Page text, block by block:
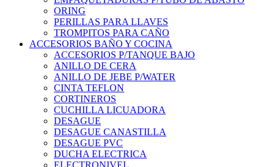
ORING
PERILLAS PARA LLAVES
TROMPITOS PARA CAÑO
ACCESORIOS BAÑO Y COCINA
ACCESORIOS P/TANQUE BAJO
ANILLO DE CERA
ANILLO DE JEBE P/WATER
CINTA TEFLON
CORTINEROS
CUCHILLA LICUADORA
DESAGUE
DESAGUE CANASTILLA
DESAGUE PVC
DUCHA ELECTRICA